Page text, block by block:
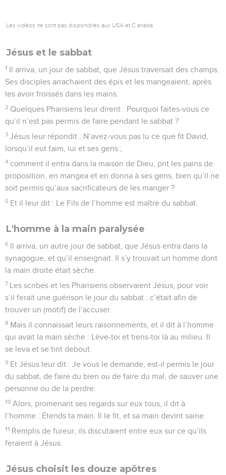
Les vidéos ne sont pas disponibles aux USA et C anada.
Jésus et le sabbat
1 Il arriva, un jour de sabbat, que Jésus traversait des champs.
Ses disciples arrachaient des épis et les mangeaient, après
les avoir froissés dans les mains.
2 Quelques Pharisiens leur dirent : Pourquoi faites-vous ce
qu’il n’est pas permis de faire pendant le sabbat ?
3 Jésus leur répondit : N’avez-vous pas lu ce que fit David,
lorsqu’il eut faim, lui et ses gens ;
4 comment il entra dans la maison de Dieu, prit les pains de
proposition, en mangea et en donna à ses gens, bien qu’il ne
soit permis qu’aux sacrificateurs de les manger ?
5 Et il leur dit : Le Fils de l’homme est maître du sabbat.
L'homme à la main paralysée
6 Il arriva, un autre jour de sabbat, que Jésus entra dans la
synagogue, et qu’il enseignait. Il s’y trouvait un homme dont
la main droite était sèche.
7 Les scribes et les Pharisiens observaient Jésus, pour voir
s’il ferait une guérison le jour du sabbat : c’était afin de
trouver un (motif) de l’accuser.
8 Mais il connaissait leurs raisonnements, et il dit à l’homme
qui avait la main sèche : Lève-toi et tiens-toi là au milieu. Il
se leva et se tint debout.
9 Et Jésus leur dit : Je vous le demande, est-il permis le jour
du sabbat, de faire du bien ou de faire du mal, de sauver une
personne ou de la perdre.
10 Alors, promenant ses regards sur eux tous, il dit à
l’homme : Étends ta main. Il le fit, et sa main devint saine.
11 Remplis de fureur, ils discutaient entre eux sur ce qu’ils
feraient à Jésus.
Jésus choisit les douze apôtres